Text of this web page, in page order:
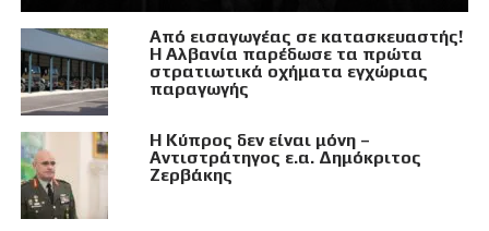
Από εισαγωγέας σε κατασκευαστής!
Η Αλβανία παρέδωσε τα πρώτα
στρατιωτικά οχήματα εγχώριας
παραγωγής
Η Κύπρος δεν είναι μόνη –
Αντιστράτηγος ε.α. Δημόκριτος
Ζερβάκης